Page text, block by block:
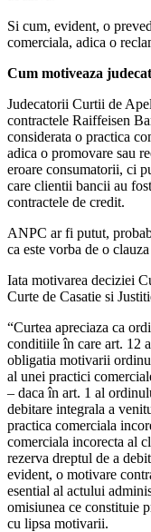
Si cum, evident, o
comerciala, adica o
Cum motiveaza
Judecatorii Curtii de
contractele Raiffeisen
considerata o practica
adica o promovare sau
eroare consumatorii, ci
care clientii bancii au
contractele de credit.
ANPC ar fi putut,
ca este vorba de o
Iata motivarea deciziei
Curte de Casatie si
“Curtea apreciaza ca
conditiile în care art. 12
obligatia motivarii
al unei practici
– daca în art. 1 al
debitare integrala a
practica comerciala
comerciala incorecta al
rezerva dreptul de a
evident, o motivare
esential al actului
omisiunea ce constituie
cu lipsa motivarii.